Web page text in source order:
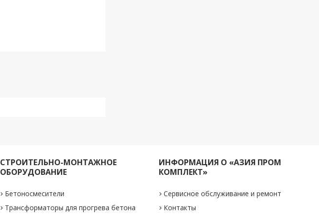
СТРОИТЕЛЬНО-МОНТАЖНОЕ
ОБОРУДОВАНИЕ
Бетоносмесители
Трансформаторы для прогрева бетона
ИНФОРМАЦИЯ О «АЗИЯ ПРОМ
КОМПЛЕКТ»
Сервисное обслуживание и ремонт
Контакты